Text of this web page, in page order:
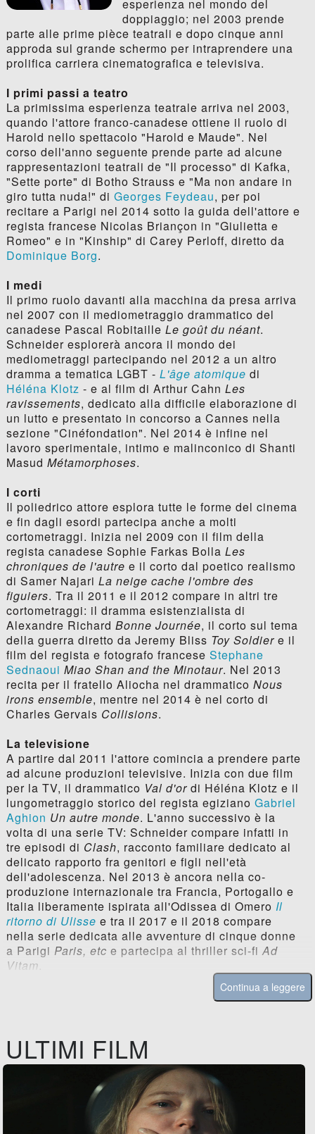
esperienza nel mondo del
doppiaggio; nel 2003 prende
parte alle prime pièce teatrali e dopo cinque anni
approda sul grande schermo per intraprendere una
prolifica carriera cinematografica e televisiva.
I primi passi a teatro
La primissima esperienza teatrale arriva nel 2003,
quando l'attore franco-canadese ottiene il ruolo di
Harold nello spettacolo "Harold e Maude". Nel
corso dell'anno seguente prende parte ad alcune
rappresentazioni teatrali de "Il processo" di Kafka,
"Sette porte" di Botho Strauss e "Ma non andare in
giro tutta nuda!" di Georges Feydeau, per poi
recitare a Parigi nel 2014 sotto la guida dell'attore e
regista francese Nicolas Briançon in "Giulietta e
Romeo" e in "Kinship" di Carey Perloff, diretto da
Dominique Borg.
I medi
Il primo ruolo davanti alla macchina da presa arriva
nel 2007 con il mediometraggio drammatico del
canadese Pascal Robitaille Le goût du néant.
Schneider esplorerà ancora il mondo dei
mediometraggi partecipando nel 2012 a un altro
dramma a tematica LGBT - L'âge atomique di
Héléna Klotz - e al film di Arthur Cahn Les
ravissements, dedicato alla difficile elaborazione di
un lutto e presentato in concorso a Cannes nella
sezione "Cinéfondation". Nel 2014 è infine nel
lavoro sperimentale, intimo e malinconico di Shanti
Masud Métamorphoses.
I corti
Il poliedrico attore esplora tutte le forme del cinema
e fin dagli esordi partecipa anche a molti
cortometraggi. Inizia nel 2009 con il film della
regista canadese Sophie Farkas Bolla Les
chroniques de l'autre e il corto dal poetico realismo
di Samer Najari La neige cache l'ombre des
figuiers. Tra il 2011 e il 2012 compare in altri tre
cortometraggi: il dramma esistenzialista di
Alexandre Richard Bonne Journée, il corto sul tema
della guerra diretto da Jeremy Bliss Toy Soldiere il
film del regista e fotografo francese Stephane
Sednaoui Miao Shan and the Minotaur. Nel 2013
recita per il fratello Aliocha nel drammatico Nous
irons ensemble, mentre nel 2014 è nel corto di
Charles Gervais Collisions.
La televisione
A partire dal 2011 l'attore comincia a prendere parte
ad alcune produzioni televisive. Inizia con due film
per la TV, il drammatico Val d'ordi Héléna Klotz e il
lungometraggio storico del regista egiziano Gabriel
Aghion Un autre monde. L'anno successivo è la
volta di una serie TV: Schneider compare infatti in
tre episodi di Clash, racconto familiare dedicato al
delicato rapporto fra genitori e figli nell'età
dell'adolescenza. Nel 2013 è ancora nella co-
produzione internazionale tra Francia, Portogallo e
Italia liberamente ispirata all'Odissea di Omero Il
ritorno di Ulisse e tra il 2017 e il 2018 compare
nella serie dedicata alle avventure di cinque donne
a Parigi Paris, etc e partecipa al thriller sci-fiAd
Vitam
Continua a leggere
ULTIMI FILM